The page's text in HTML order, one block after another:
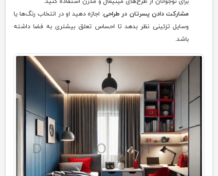
مشارکت دادن پسرتان در طراحی: اجازه دهید او در انتخاب رنگ‌ها یا
وسایل تزئینی نظر بدهد تا احساس تعلق بیشتری به فضا داشته
باشد.